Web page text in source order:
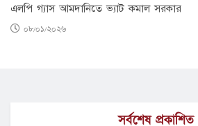
এলপি গ্যাস আমদানিতে ভ্যাট কমাল সরকার
০৮/০১/২০২৬
সর্বশেষ প্রকাশিত